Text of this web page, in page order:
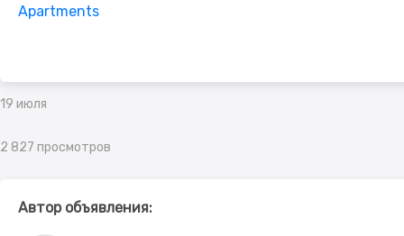
Apartments
19 июля
2 827 просмотров
Автор объявления: